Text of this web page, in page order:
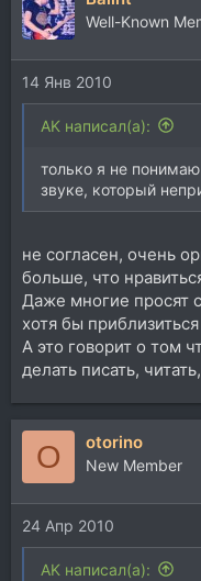
Well-Known
14 Янв 2010
AK написал(а):
только я не
звуке, который
не согласен, очень
больше, что
Даже многие просят
хотя бы
А это говорит о том
делать писать,
O otorino
New Member
24 Апр 2010
AK написал(а):